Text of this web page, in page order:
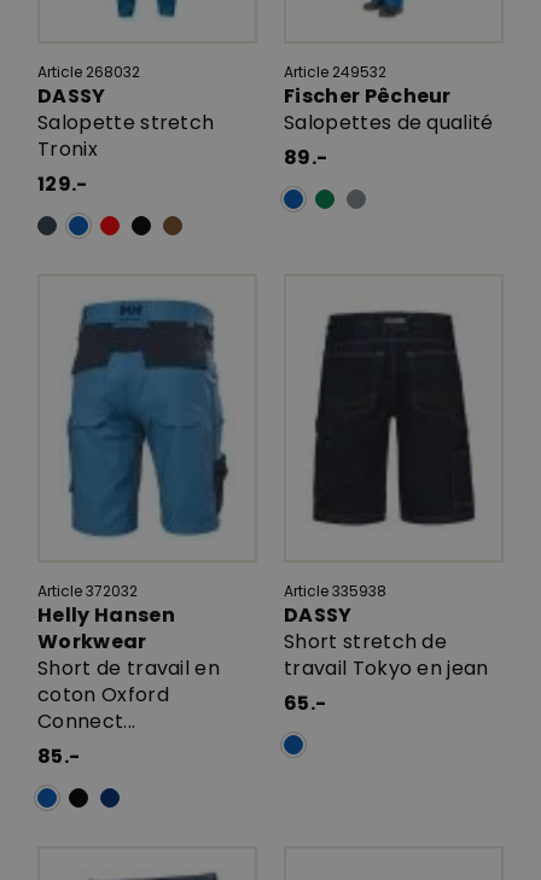
Article 268032
DASSY
Salopette stretch
Tronix
129.-
Article 249532
Fischer Pêcheur
Salopettes de qualité
89.-
Article 372032
Helly Hansen
Workwear
Short de travail en
coton Oxford
Connect...
85.-
Article 335938
DASSY
Short stretch de
travail Tokyo en jean
65.-